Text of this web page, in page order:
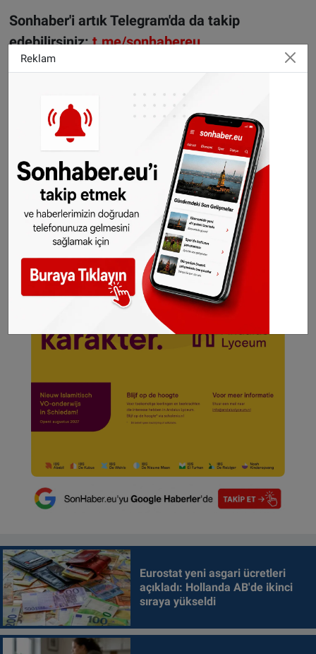
Sonhaber'i artık Telegram'da da takip
edebilirsiniz:t.me/sonhabereu
WhatsApp’ta ücretsiz bültenimize abone olun,
Hollanda ve diğer Avrupa ülkeleri gündeminden
seçtiğimiz haberler her gün telefonunuza
Abone olmak için tıklayın
©️SONHABER.EU
Eurostat yeni asgari ücretleri
açıkladı: Hollanda AB'de ikinci
sıraya yükseldi
Reklam